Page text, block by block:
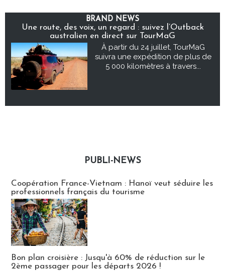
BRAND NEWS
Une route, des voix, un regard : suivez l’Outback
australien en direct sur TourMaG
À partir du 24 juillet, TourMaG
suivra une expédition de plus de
5 000 kilomètres à travers...
PUBLI-NEWS
Coopération France-Vietnam : Hanoï veut séduire les
professionnels français du tourisme
Bon plan croisière : Jusqu'à 60% de réduction sur le
2ème passager pour les départs 2026 !